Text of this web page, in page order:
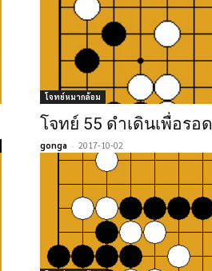
โจทย์หมากล้อม
โจทย์ 55 ดำเดินเพื่อรอด
gonga - 2017-10-02